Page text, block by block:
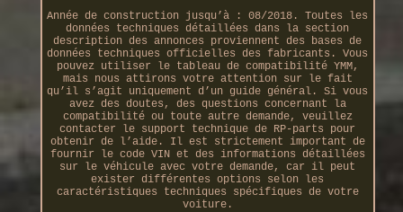
Année de construction jusqu’à : 08/2018. Toutes les
données techniques détaillées dans la section
description des annonces proviennent des bases de
données techniques officielles des fabricants. Vous
pouvez utiliser le tableau de compatibilité YMM,
mais nous attirons votre attention sur le fait
qu’il s’agit uniquement d’un guide général. Si vous
avez des doutes, des questions concernant la
compatibilité ou toute autre demande, veuillez
contacter le support technique de RP-parts pour
obtenir de l’aide. Il est strictement important de
fournir le code VIN et des informations détaillées
sur le véhicule avec votre demande, car il peut
exister différentes options selon les
caractéristiques techniques spécifiques de votre
voiture.